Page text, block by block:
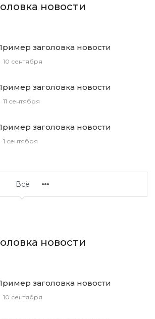
новости
заголовка новости
10 сентября
заголовка новости
11 сентября
заголовка новости
1 сентября
Всё
новости
заголовка новости
10 сентября